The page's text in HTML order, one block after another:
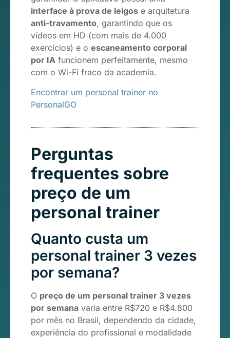
interface à prova de leigos e arquitetura
anti-travamento, garantindo que os
vídeos em HD (com mais de 4.000
exercícios) e o escaneamento corporal
por IA funcionem perfeitamente, mesmo
com o Wi-Fi fraco da academia.
Encontrar um personal trainer no
PersonalGO
Perguntas
frequentes sobre
preço de um
personal trainer
Quanto custa um
personal trainer 3 vezes
por semana?
O preço de um personal trainer 3 vezes
por semana varia entre R$720 e R$4.800
por mês no Brasil, dependendo da cidade,
experiência do profissional e modalidade